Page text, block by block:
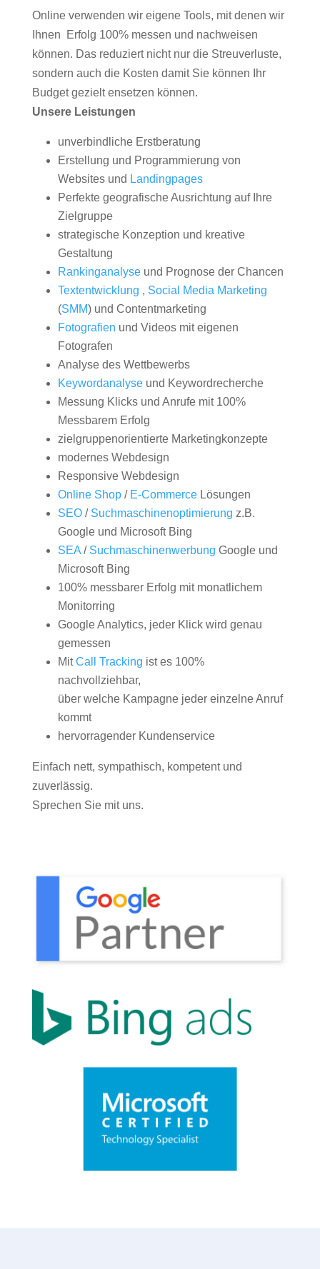
Online verwenden wir eigene Tools, mit denen wir
Ihnen Erfolg 100% messen und nachweisen
können. Das reduziert nicht nur die Streuverluste,
sondern auch die Kosten damit Sie können Ihr
Budget gezielt ensetzen können.
Unsere Leistungen
unverbindliche Erstberatung
Erstellung und Programmierung von
Websites und Landingpages
Perfekte geografische Ausrichtung auf Ihre
Zielgruppe
strategische Konzeption und kreative
Gestaltung
Rankinganalyseund Prognose der Chancen
Textentwicklung , Social Media Marketing
(SMM) und Contentmarketing
Fotografien und Videos mit eigenen
Fotografen
Analyse des Wettbewerbs
Keywordanalyseund Keywordrecherche
Messung Klicks und Anrufe mit 100%
Messbarem Erfolg
zielgruppenorientierte Marketingkonzepte
modernes Webdesign
Responsive Webdesign
Online Shop/ E-CommerceLösungen
SEO/ Suchmaschinenoptimierung z.B.
Google und Microsoft Bing
SEA/ Suchmaschinenwerbung Google und
Microsoft Bing
100% messbarer Erfolg mit monatlichem
Monitorring
Google Analytics, jeder Klick wird genau
gemessen
MitCall Tracking ist es 100%
nachvollziehbar,
über welche Kampagne jeder einzelne Anruf
kommt
hervorragender Kundenservice
Einfach nett, sympathisch, kompetent und
zuverlässig.
Sprechen Sie mit uns.